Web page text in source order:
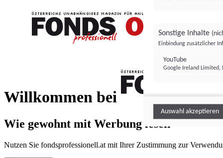
Willkommen bei
FONDS
Wie gewohnt mit Werbung lesen
Nutzen Sie fondsprofessionell.at mit Ihrer Zustimmung zur
Sonstige Inhalte
Einbindung zusätzlicher
YouTube
Google Ireland Limited,
Auswahl akzeptieren